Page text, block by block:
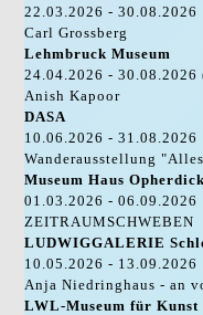
22.03.2026 - 30.08.2026
Carl Grossberg
Lehmbruck Museum
24.04.2026 - 30.08.2026
Anish Kapoor
DASA
10.06.2026 - 31.08.2026
Wanderausstellung
Museum Haus
01.03.2026 - 06.09.2026
ZEITRAUMSCHWEBEN
LUDWIGGALERIE
10.05.2026 - 13.09.2026
Anja Niedringhaus - an
LWL-Museum für